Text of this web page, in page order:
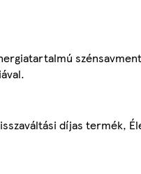
díjas termék,